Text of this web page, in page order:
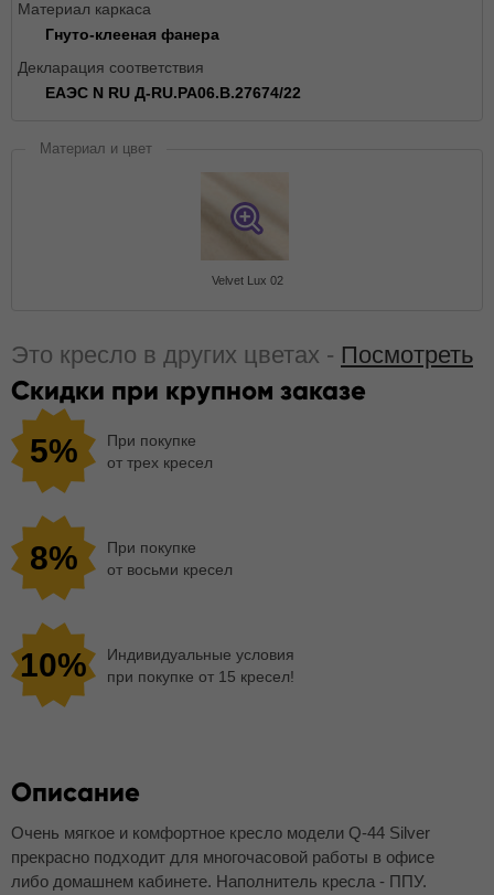
Материал каркаса
Гнуто-клееная фанера
Декларация соответствия
ЕАЭС N RU Д-RU.РА06.В.27674/22
Материал и цвет
Velvet Lux 02
Это кресло в других цветах - Посмотреть
Скидки при крупном заказе
5%
При покупке
от трех кресел
8%
При покупке
от восьми кресел
10%
Индивидуальные условия
при покупке от 15 кресел!
Описание
Очень мягкое и комфортное кресло модели Q-44 Silver
прекрасно подходит для многочасовой работы в офисе
либо домашнем кабинете. Наполнитель кресла - ППУ.